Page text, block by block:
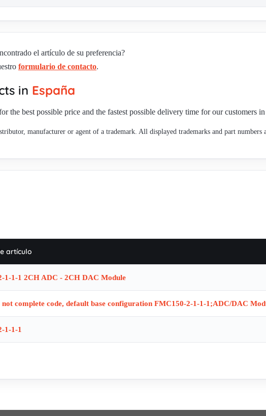
el artículo de su preferencia?
formulario de contacto.
in España
the best possible price and the fastest possible delivery time for our customers in
manufacturer or agent of a trademark. All displayed trademarks and part numbers
artículo
1-1-1 2CH ADC - 2CH DAC Module
complete code, default base configuration FMC150-2-1-1-1;ADC/DAC
1-1-1